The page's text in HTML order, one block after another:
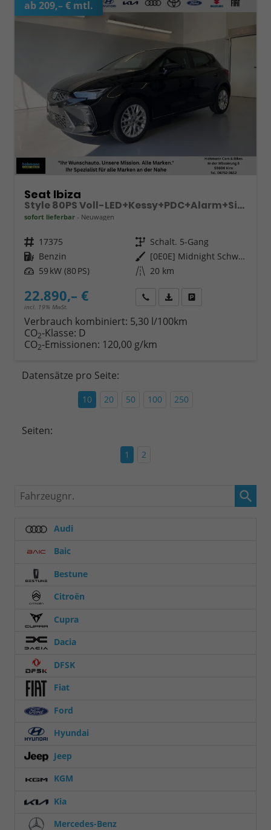
ab 209,– € mtl.
Seat Ibiza
Style 80PS Voll-LED+Kessy+PDC+Alarm+Sitzheizung+Kamera+App-Connect
sofort lieferbar Neuwagen
Fahrzeugnr. 17375 Getriebe Schalt. 5-Gang
Kraftstoff Benzin Außenfarbe
[0E0E] Midnight Schwarz Metallic
Leistung 59 kW (80 PS) Kilometerstand 20 km
22.890,– €
incl. 19% MwSt.
Wir rufen Sie anFahrzeugexposé (PDF)
Verbrauch kombiniert: 5,30 l/100km
CO2-Klasse: D
CO2-Emissionen: 120,00 g/km
Datensätze pro Seite:
10 20 50 100 250
Seiten:
1 2
Fahrzeugnr.
Audi
Baic
Bestune
Citroën
Cupra
Dacia
DFSK
Fiat
Ford
Hyundai
Jeep
KGM
Kia
Mercedes-Benz